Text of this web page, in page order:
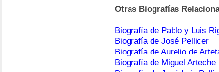
Otras Biografías
Biografía de Pablo y Luis
Biografía de José Pellicer
Biografía de Aurelio de
Biografía de Miguel Arteche